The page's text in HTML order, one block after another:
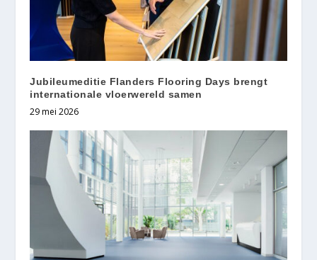
Jubileumeditie Flanders Flooring Days brengt
internationale vloerwereld samen
29 mei 2026